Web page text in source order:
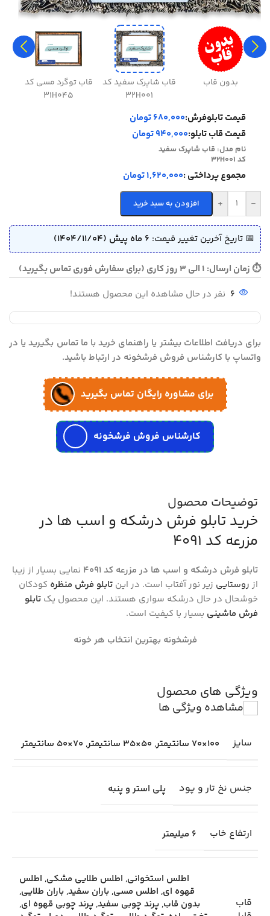
بدون قاب
قاب شاپرک سفید کد
32H001
قاب توگرد مسی کد
31H045
قیمت تابلوفرش:680,000 تومان
قیمت قاب تابلو:940,000 تومان
نام مدل: قاب شاپرک سفید
کد 32H001
مجموع پرداختی :1,620,000 تومان
-
+ افزودن به سبد خرید
📅 تاریخ آخرین تغییر قیمت: 6 ماه پیش (1404/11/04)
⏱ زمان ارسال: 1 الی 3 روز کاری (برای سفارش فوری تماس بگیرید)
6 نفر در حال مشاهده این محصول هستند!
برای دریافت اطلاعات بیشتر یا راهنمای خرید با ما تماس بگیرید یا در
واتساپ با کارشناس فروش فرشخونه در ارتباط باشید.
برای مشاوره رایگان تماس بگیرید
کارشناس فروش فرشخونه
توضیحات محصول
خرید تابلو فرش درشکه و اسب ها در
مزرعه کد 4091
تابلو فرش درشکه و اسب ها در مزرعه کد 4091
نمایی بسیار از زیبا
از روستایی زیر نور آفتاب است. در این تابلو فرش منظره کودکان
خوشحال در حال درشکه سواری هستند. این محصول یک تابلو
فرش ماشینی بسیار با کیفیت است.
فرشخونه بهترین انتخاب هر خونه
ویژگی های محصول
مشاهده ویژگی ها
سایز 100×70 سانتیمتر , 50×35 سانتیمتر , 70×50 سانتیمتر
جنس نخ تار و پود پلی استر و پنبه
ارتفاع خاب 6 میلیمتر
قاب
اطلس استخوانی, اطلس طلایی مشکی, اطلس
قهوه ای, اطلس مسی,باران سفید,باران طلایی,
بدون قاب,پرند چوبی سفید,پرند چوبی قهوه ای,